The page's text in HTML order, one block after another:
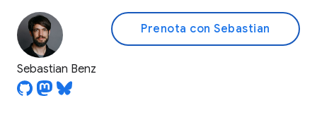
Sebastian Benz
Prenota con Sebastian